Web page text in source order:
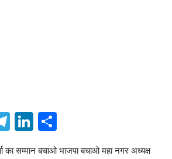
Telegram
LinkedIn
का सम्मान बचाओ भाजपा बचाओ महा नगर अध्यक्ष